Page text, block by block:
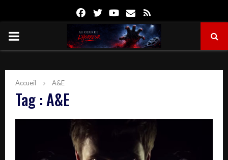
FacebookTwitterYoutube
Email
PRIMARY
Accueil A&E
Tag : A&E